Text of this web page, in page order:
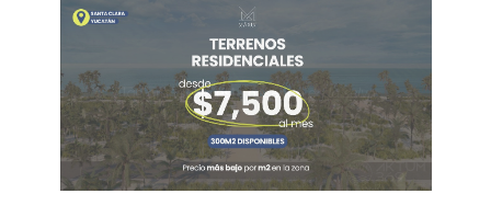
LINK DE
LINK DE
LINK DE
LINK DE